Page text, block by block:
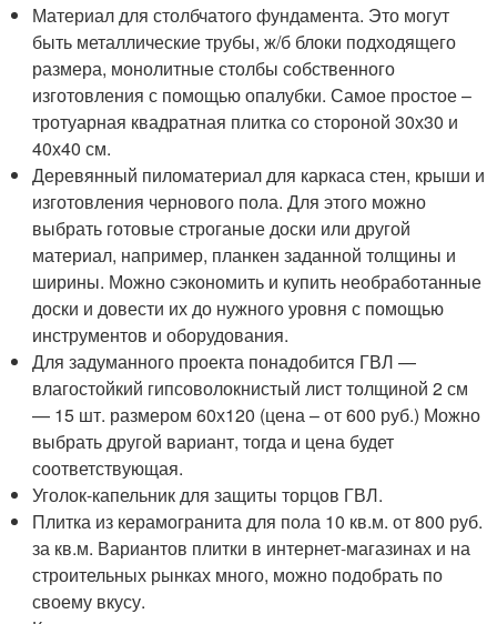
Материал для столбчатого фундамента. Это могут
быть металлические трубы, ж/б блоки подходящего
размера, монолитные столбы собственного
изготовления с помощью опалубки. Самое простое –
тротуарная квадратная плитка со стороной 30х30 и
40х40 см.
Деревянный пиломатериал для каркаса стен, крыши и
изготовления чернового пола. Для этого можно
выбрать готовые строганые доски или другой
материал, например, планкен заданной толщины и
ширины. Можно сэкономить и купить необработанные
доски и довести их до нужного уровня с помощью
инструментов и оборудования.
Для задуманного проекта понадобится ГВЛ —
влагостойкий гипсоволокнистый лист толщиной 2 см
— 15 шт. размером 60х120 (цена – от 600 руб.) Можно
выбрать другой вариант, тогда и цена будет
соответствующая.
Уголок-капельник для защиты торцов ГВЛ.
Плитка из керамогранита для пола 10 кв.м. от 800 руб.
за кв.м. Вариантов плитки в интернет-магазинах и на
строительных рынках много, можно подобрать по
своему вкусу.